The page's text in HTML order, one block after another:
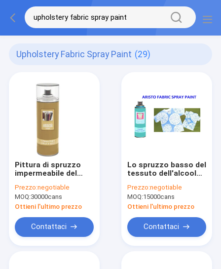
Upholstery Fabric Spray Paint (29)
Pittura di spruzzo
impermeabile del
arredamento
dell'interno/all'aperto
con colore
permanente
Prezzo:negotiable
MOQ:30000cans
Ottieni l'ultimo prezzo
Contattaci
Lo spruzzo basso del
tessuto dell'alcool
tappezzeria non
tossica di CTI 200ml
Prezzo:negotiable
MOQ:15000cans
Ottieni l'ultimo prezzo
Contattaci